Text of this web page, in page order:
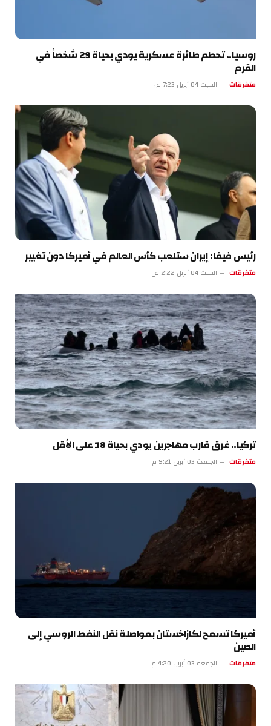
روسيا.. تحطم طائرة عسكرية يودي بحياة 29 شخصاً في
القرم
متفرقات السبت 04 أبريل 7:23 ص
رئيس فيفا: إيران ستلعب كأس العالم في أميركا دون تغيير
متفرقات السبت 04 أبريل 2:22 ص
تركيا.. غرق قارب مهاجرين يودي بحياة 18 على الأقل
متفرقات الجمعة 03 أبريل 9:21 م
أميركا تسمح لكازاخستان بمواصلة نقل النفط الروسي إلى
الصين
متفرقات الجمعة 03 أبريل 4:20 م